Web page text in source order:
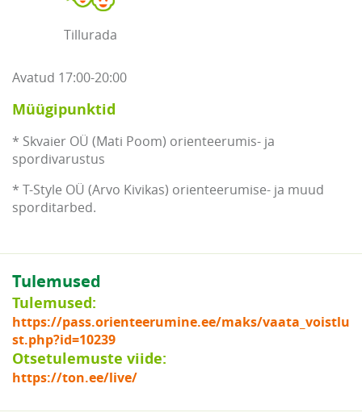
Tillurada
Avatud 17:00-20:00
Müügipunktid
* Skvaier OÜ (Mati Poom) orienteerumis- ja
spordivarustus
* T-Style OÜ (Arvo Kivikas) orienteerumise- ja muud
sporditarbed.
Tulemused
Tulemused:
https://pass.orienteerumine.ee/maks/vaata_voistlu
st.php?id=10239
Otsetulemuste viide:
https://ton.ee/live/